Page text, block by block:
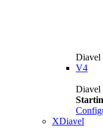
Diavel
V4
Diavel
XDiavel